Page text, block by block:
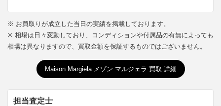
※ お買取りが成立した当日の実績を掲載しております。
※ 相場は日々変動しており、コンディションや付属品の有無によっても
相場は異なりますので、買取金額を保証するものではございません。
Maison Margiela メゾン マルジェラ 買取 詳細
担当査定士